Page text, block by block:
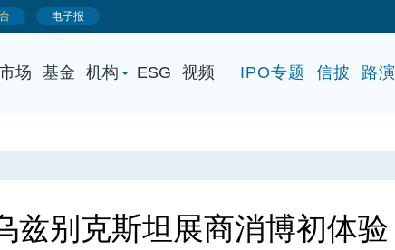
市场 基金 机构 ESG 视频 IPO专题 信披 路演
别克斯坦展商消博初体验